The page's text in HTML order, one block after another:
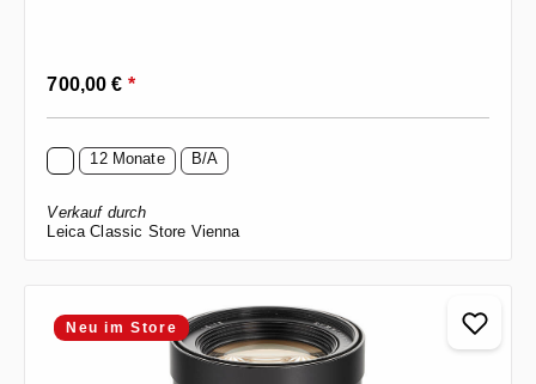
Regulärer Preis:
700,00 € *
12 Monate B/A
Verkauf durch
Leica Classic Store Vienna
Neu im Store